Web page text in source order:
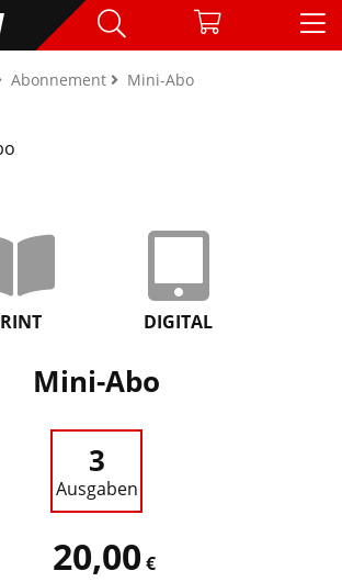
Abonnement Mini-Abo
DIGITAL
Mini-Abo
3
Ausgaben
20,00€